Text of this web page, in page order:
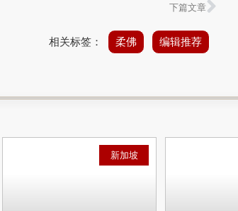
下篇文章
相关标签： 柔佛 编辑推荐
新加坡